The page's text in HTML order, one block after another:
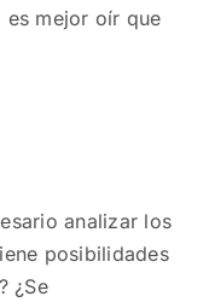
mejor oír que
analizar los
posibilidades
¿Se